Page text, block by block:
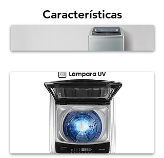
Características